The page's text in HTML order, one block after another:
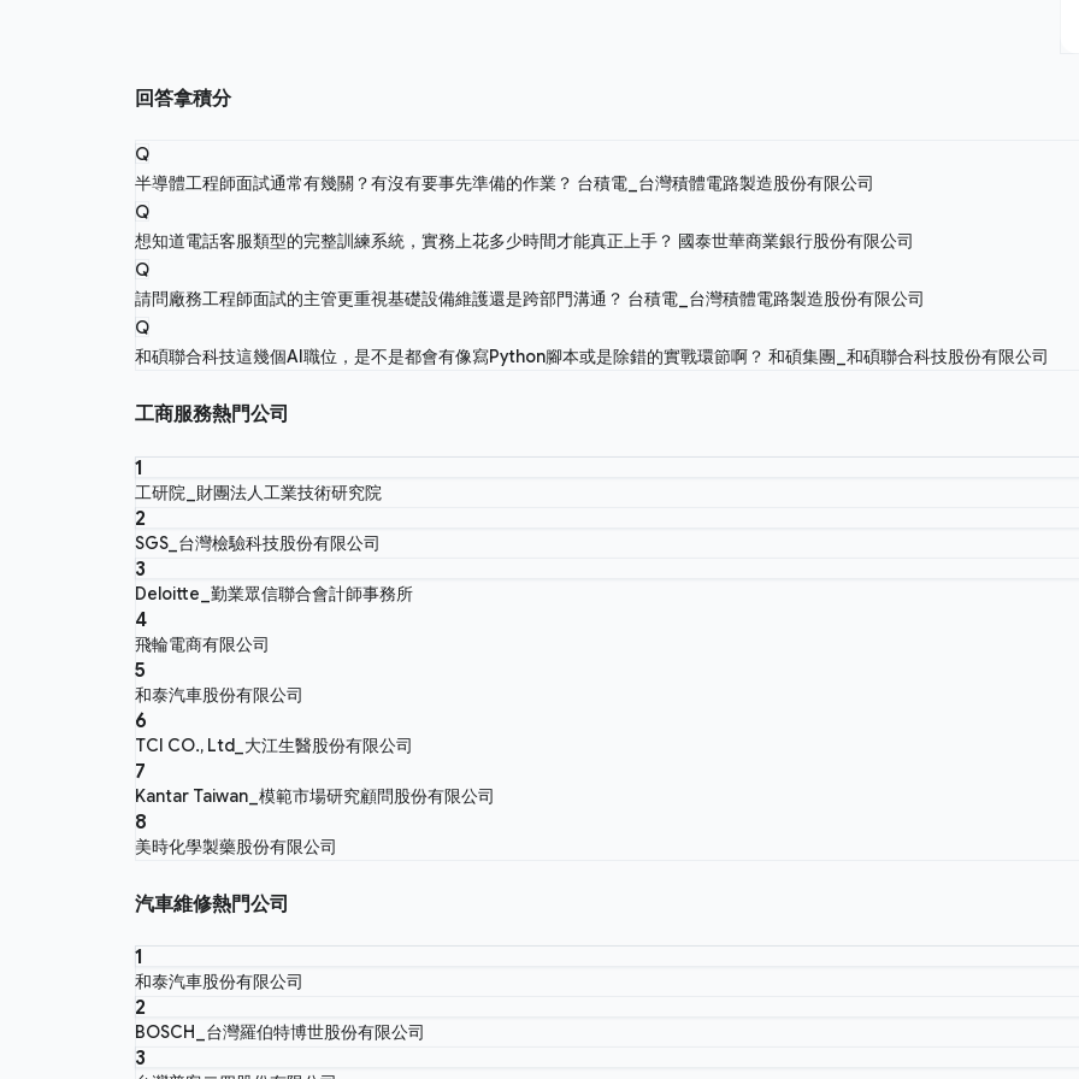
回答拿積分
Q
半導體工程師面試通常有幾關？有沒有要事先準備的作業？ 台積電_台灣積體電路製造股份有限公司
Q
想知道電話客服類型的完整訓練系統，實務上花多少時間才能真正上手？ 國泰世華商業銀行股份有限公司
Q
請問廠務工程師面試的主管更重視基礎設備維護還是跨部門溝通？ 台積電_台灣積體電路製造股份有限公司
Q
和碩聯合科技這幾個AI職位，是不是都會有像寫Python腳本或是除錯的實戰環節啊？ 和碩集團_和碩聯合科技股份有限公司
工商服務熱門公司
1
工研院_財團法人工業技術研究院
2
SGS_台灣檢驗科技股份有限公司
3
Deloitte_勤業眾信聯合會計師事務所
4
飛輪電商有限公司
5
和泰汽車股份有限公司
6
TCI CO., Ltd_大江生醫股份有限公司
7
Kantar Taiwan_模範市場研究顧問股份有限公司
8
美時化學製藥股份有限公司
汽車維修熱門公司
1
和泰汽車股份有限公司
2
BOSCH_台灣羅伯特博世股份有限公司
3